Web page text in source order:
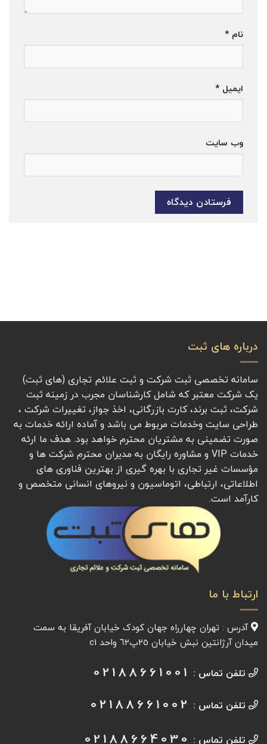
نام *
ایمیل *
وب‌ سایت
درباره های ثبت
سامانه تخصصی ثبت شرکت و ثبت علائم تجاری (های ثبت)
یک شرکت معتبر که شامل کارشناسان مجرب در زمینه ثبت
شرکت، ثبت برند، کارت بازرگانی، اخذ جواز، تغییرات شرکت ،
طراحی سایت وخدمات مربوط می باشد و آماده ارائه خدمات به
صورت تضمینی به مشتریان محترم خواهد بود. هدف ما ارئه
خدمات VIP و مشاوره رایگان به مدیران محترم شرکت ها و
مؤسسات غیر تجاری با بهره گیری از بهترین فناوری های
اطلاعاتی، ارتباطی، اتوماسیون و نیروهای انسانی متخصص و
کارآمد است.
ارتباط با ما
آدرس : تهران چهارراه جهان کودک خیابان آفريقا به سمت
میدان آرژانتين نبش خیابان ٢٥پ٦٢ واحد c1
تلفن تماس : 02188661001
تلفن تماس : 02188661002
تلفن تماس : 02188664030